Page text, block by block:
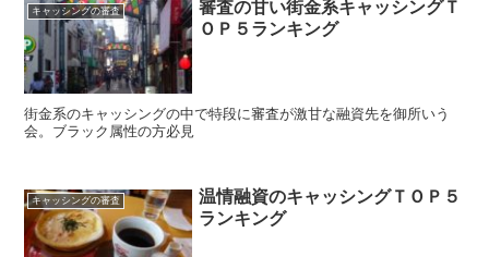
キャッシングの審査
審査の甘い街金系キャッシングＴ
ＯＰ５ランキング
街金系のキャッシングの中で特段に審査が激甘な融資先を御所いう
会。ブラック属性の方必見
キャッシングの審査
温情融資のキャッシングＴＯＰ５
ランキング